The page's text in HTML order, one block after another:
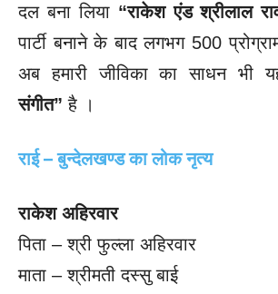
दल बना लिया “राकेश एंड श्रीलाल
पार्टी बनाने के बाद लगभग 500
अब हमारी जीविका का साधन भी
संगीत” है ।
राई – बुन्देलखण्ड का लोक नृत्य
राकेश अहिरवार
पिता – श्री फुल्ला अहिरवार
माता – श्रीमती दस्सु बाई